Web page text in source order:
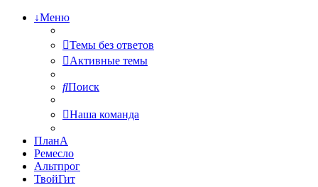
↓Меню
Темы без ответов
Активные темы
Поиск
Наша команда
ПланА
Ремесло
Альтпрог
ТвойГит